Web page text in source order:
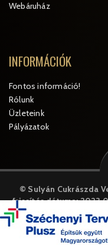
Webáruház
INFORMÁCIÓK
Fontos információ!
Rólunk
Üzleteink
Pályázatok
© Sulyán Cukrászda
frissítés dátuma:
A weboldal cookie-
használatával Ön